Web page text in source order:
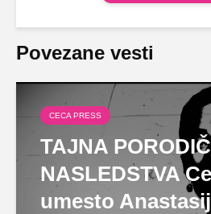
Povezane vesti
CECA PRESS
TAJNA
NASLEDSTVA
umesto